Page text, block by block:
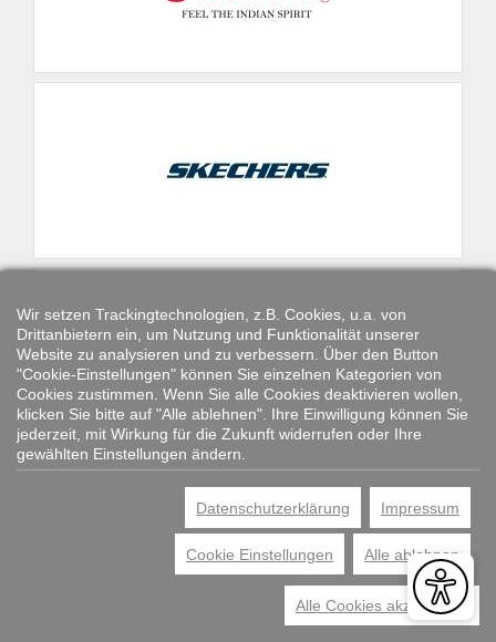
Wir setzen Trackingtechnologien, z.B. Cookies, u.a. von
Drittanbietern ein, um Nutzung und Funktionalität unserer
Website zu analysieren und zu verbessern. Über den Button
"Cookie-Einstellungen" können Sie einzelnen Kategorien von
Cookies zustimmen. Wenn Sie alle Cookies deaktivieren wollen,
klicken Sie bitte auf "Alle ablehnen". Ihre Einwilligung können Sie
jederzeit, mit Wirkung für die Zukunft widerrufen oder Ihre
gewählten Einstellungen ändern.
Datenschutzerklärung Impressum
Cookie Einstellungen Alle ablehnen
Alle Cookies akzeptieren